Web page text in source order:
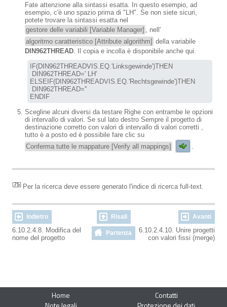
Fate attenzione alla sintassi esatta. In questo esempio, ad
esempio, c'è uno spazio prima di "LH". Se non siete sicuri,
potete trovare la sintassi esatta nel
gestore delle variabili [Variable Manager]
, nell'
algoritmo caratteristico [Attribute algorithm] della variabile
DIN962THREAD . Il copia e incolla è disponibile anche qui.
IF(DIN962THREADVIS.EQ.'Linksgewinde')THEN
DIN962THREAD=' LH'
ELSEIF(DIN962THREADVIS.EQ.'Rechtsgewinde')THEN
DIN962THREAD=''
ENDIF
Scegline alcuni diversi da testare Righe con entrambe le opzioni
di intervallo di valori. Se sul lato destro Sempre il progetto di
destinazione corretto con valori di intervallo di valori corretti ,
tutto è a posto ed è possibile fare clic su
Conferma tutte le mappature [Verify all mappings]
[75] Per la ricerca deve essere generato l'indice di ricerca full-text.
Indietro Risali Avanti
6.10.2.4.8. Modifica del
nome del progetto
Partenza
6.10.2.4.10. Unire progetti
con valori fissi (merge)
Home
Contatti